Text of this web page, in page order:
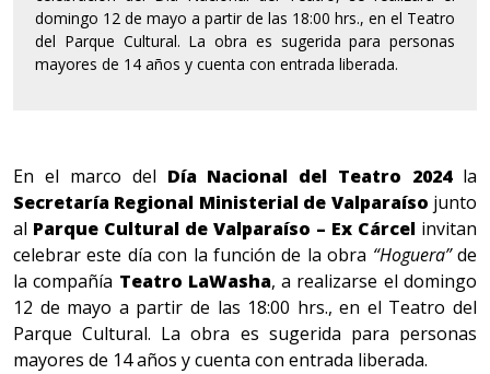
domingo 12 de mayo a partir de las 18:00 hrs., en el Teatro
del Parque Cultural. La obra es sugerida para personas
mayores de 14 años y cuenta con entrada liberada.
En el marco del Día Nacional del Teatro 2024la
Secretaría Regional Ministerial de Valparaíso junto
al Parque Cultural de Valparaíso – Ex Cárcel invitan
celebrar este día con la función de la obra “Hoguera”de
la compañía Teatro LaWasha, a realizarse el domingo
12 de mayo a partir de las 18:00 hrs., en el Teatro del
Parque Cultural. La obra es sugerida para personas
mayores de 14 años y cuenta con entrada liberada.